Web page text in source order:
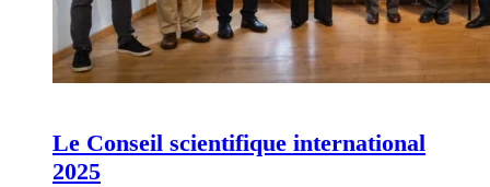
Le Conseil scientifique international
2025